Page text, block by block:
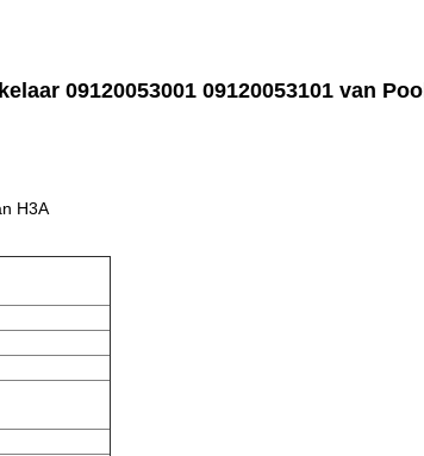
09120053001 09120053101 van Pool
H3A